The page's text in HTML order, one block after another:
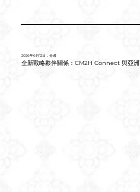
2026年6月12日，金邊
全新戰略夥伴關係：CM2H Connect 與亞